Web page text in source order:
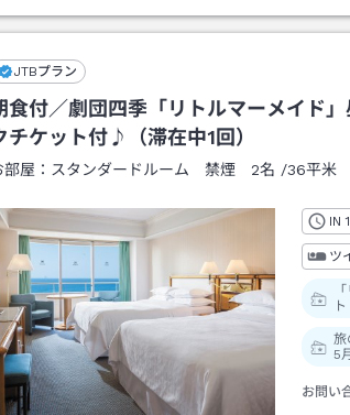
JTBプラン
食付／劇団四季「リトルマーメイド
チケット付♪（滞在中1回）
部屋： スタンダードルーム 禁煙 2名 /36平米
IN
ツ
ト
旅
5
お問い